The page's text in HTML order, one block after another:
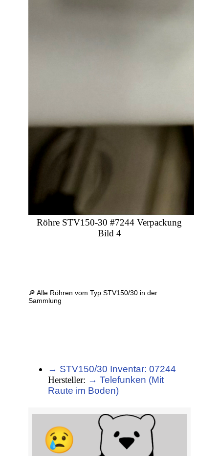
Röhre STV150-30 #7244 Verpackung
Bild 4
🔎 Alle Röhren vom Typ STV150/30 in der
Sammlung
→ STV150/30 Inventar: 07244
Hersteller: → Telefunken (Mit
Raute im Boden)